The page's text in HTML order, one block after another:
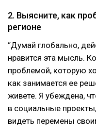
2. Выясните, как
регионе
“Думай глобально,
нравится эта мысль.
проблемой, которую
как занимается ее
живете. Я убеждена,
в социальные
видеть перемены